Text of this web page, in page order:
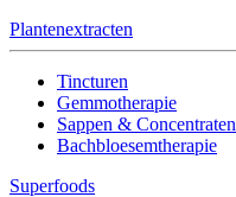
Plantenextracten
Tincturen
Gemmotherapie
Sappen & Concentraten
Bachbloesemtherapie
Superfoods